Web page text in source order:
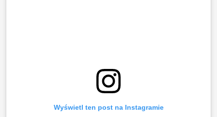
Wyświetl ten post na Instagramie